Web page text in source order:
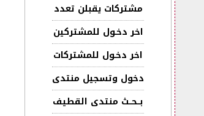
مشتركات يقبلن تعدد
اخر دخـول للمشتركين
اخر دخـول للمشتركات
دخول وتسجيل منتدى
بــحــث منتدى القطيف